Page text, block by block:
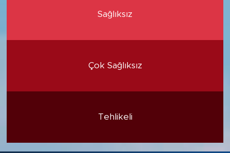
Sağlıksız
Çok Sağlıksız
Tehlikeli